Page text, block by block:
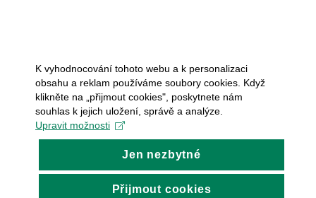
K vyhodnocování tohoto webu a k personalizaci
obsahu a reklam používáme soubory cookies. Když
klikněte na „přijmout cookies", poskytnete nám
souhlas k jejich uložení, správě a analýze.
Upravit možnosti
Jen nezbytné
Přijmout cookies